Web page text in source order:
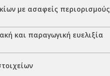
με ασαφείς περιορισμούς
και παραγωγική ευελιξία